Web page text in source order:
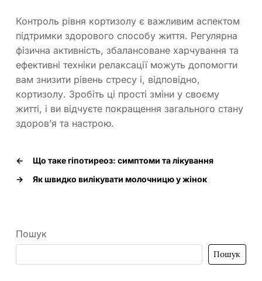
Контроль рівня кортизолу є важливим аспектом
підтримки здорового способу життя. Регулярна
фізична активність, збалансоване харчування та
ефективні техніки релаксації можуть допомогти
вам знизити рівень стресу і, відповідно,
кортизолу. Зробіть ці прості зміни у своєму
житті, і ви відчуєте покращення загального стану
здоров’я та настрою.
←
Що таке гіпотиреоз: симптоми та лікування
→
Як швидко вилікувати молочницю у жінок
Пошук
Пошук